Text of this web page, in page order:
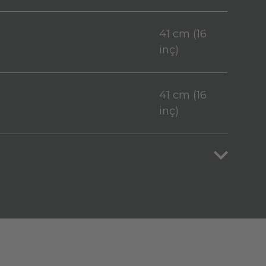
41 cm (16
inç)
41 cm (16
inç)